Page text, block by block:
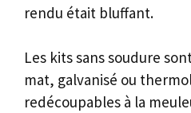
rendu était bluffant.
Les kits sans soudure
mat, galvanisé ou
redécoupables à la